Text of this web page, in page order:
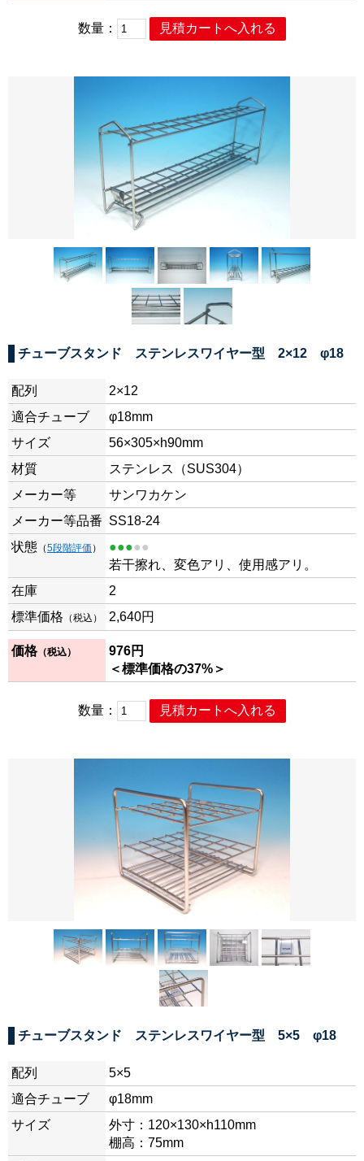
数量：
チューブスタンド ステンレスワイヤー型 2×12 φ18
配列
2×12
適合チューブ
φ18mm
サイズ
56×305×h90mm
材質
ステンレス（SUS304）
メーカー等
サンワカケン
メーカー等品番 SS18-24
状態 （5段階評価 ） ●●●●●
若干擦れ、変色アリ、使用感アリ。
在庫
2
標準価格 （税込） 2,640円
価格（税込） 976円
＜標準価格の37%＞
数量：
チューブスタンド ステンレスワイヤー型 5×5 φ18
配列
5×5
適合チューブ
φ18mm
サイズ
外寸：120×130×h110mm
棚高：75mm